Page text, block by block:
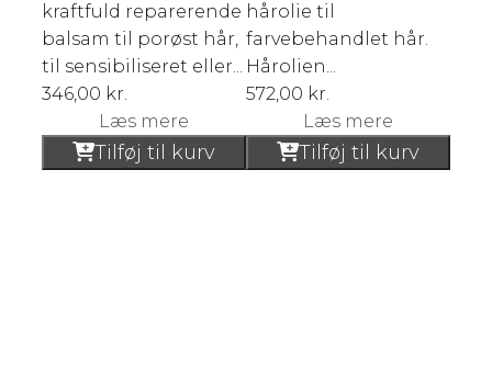
kraftfuld reparerende
balsam til porøst hår,
til sensibiliseret eller...
346,00 kr.
Læs mere
Tilføj til kurv
hårolie til
farvebehandlet hår.
Hårolien...
572,00 kr.
Læs mere
Tilføj til kurv